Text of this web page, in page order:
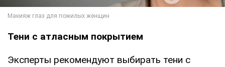
Тени с атласным покрытием
Эксперты рекомендуют выбирать тени с